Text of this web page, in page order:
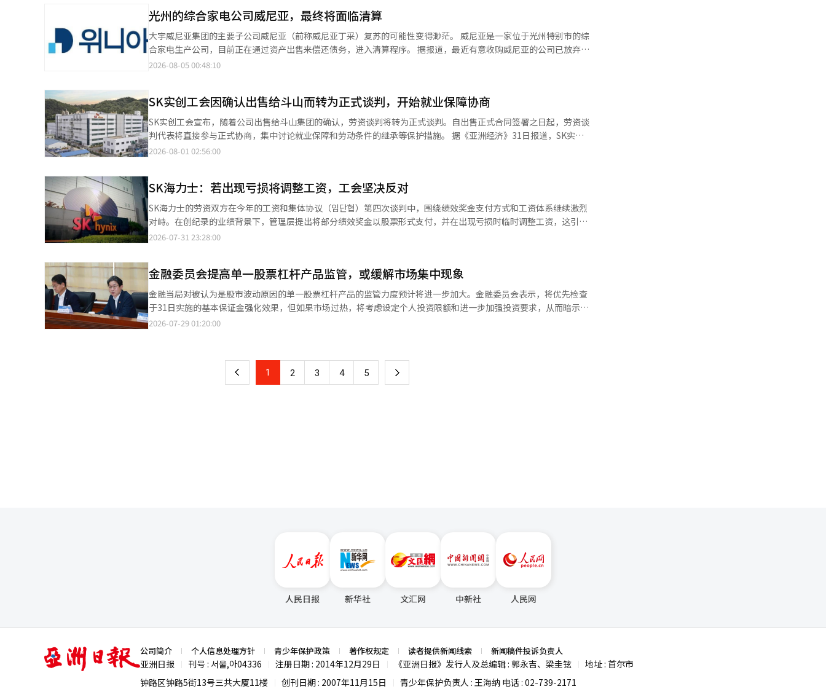
的可能性受限，可能会出现租赁需求仍在而供应减少的情况。 朴勋，首尔市立大学税务学教授对此表示：“市场不仅
受税制影响，还与供应、利率、贷款限制和经济状况相互关联。”即使提高税制上的出售诱因，如果没有为租户转变
为买家提供的金融条件和替代租赁住房的供应，租赁市场的不稳定性可能会持续。 注册租赁住房相关优惠的减少也是
一个变量。政府计划逐步取消适用于调控区域的长期和短期注册购入租赁公寓的资本利得税减免和长期持有特别扣
除。现行优惠将维持至2027年底，之后在2028年减少，并在2029年完全取消。 由于适用对象仅限于调控区域的一部
少相结合，可能会降低私人房东的长期持有诱因，并增加通过租金回收增加成本的可能性。 最终，必须在引导现有租
赁住房出售的同时，提供吸收增加的租赁需求的民间和公共租赁住房供应渠道。如果新供应不足，尽管买卖房源增
加，租赁市场的供需失衡可能会加剧。 徐振亨，光云大学房地产法务学教授表示：“必须有人购买住房并进行出租，
才能实现租赁供应。”他指出：“在没有激发租赁住房供应的需求和商业性情况下，期待供应的扩大是困难的。” 政
府的税制改革方案还包括将月租税额扣除的金额上限从每年1000万韩元提高至1200万韩元，并从2027年起对青年实
源减少或转向月租的供应对策。扣除对象也仅限于无住房的劳动者和诚信经营者等，可能导致某些租户因收入或合同
条件而无法享受优惠。 李昌武，汉阳大学城市工程系教授指出：“对租赁市场不稳定的根本对策几乎没有提出，这是
最大的遗憾。”他强调：“如果私人房东的成本和收益性恶化，租赁住房供应将减少，或者增加的负担将通过租金转
嫁给租户。”
望明确维持强美元政策。 美国还在关注对日元贬值下注的投机势力。美国高级官员指出，近期日元卖出头寸已达到数
年来的最高水平，但他强调日本并没有出现资本大量外流的迹象。 日本财务省财务官三村篤史将此次干预评价为“美
日货币联盟的最终形式”。美国高级官员还表示，未来可能将共同干预机制扩大到七国集团（G7），并认为“G7国
家之间可能会有参与意愿。”※ 本报道经人工智能（AI）系统翻译与编辑。
明。声明中提到，如果汇率过度或无序波动，将不排除进行干预。实务协调是在此之后开始的。贝森特部长在一个月
后的10月与片山财政大臣首次会面时，提出以日本持有的美国国债作为担保来筹集美元的方式。《读卖新闻》称，当
时日本政府相关人士将其视为未来美日协作干预的提案。美国联邦储备系统的“外国·国际货币当局目标回购协
议”使得在不将美国国债出售到市场的情况下也能借到干预所需的美元。 今年1月是第一个关键时刻。由于日元和日
本国债同时被抛售，出现了“日本抛售”的现象，贝森特部长开始考虑协作干预。《日本经济新闻》报道，一位美国
现。相反，美国单独向金融机构询问汇率水平，表达了干预意向的“汇率检查”，日元对美元汇率在五天内下降了约
5日元。协作干预的最终协调是在贝森特部长5月单独访日，与片山财政大臣和高市早苗总理会面时开始的。 日元贬
值对美国也产生负面影响 美国也难以任由日元贬值。日元贬值可能会助长美元升值，从而降低美国制造业的价格竞争
力。更大的担忧是利率。在日本，由于财政不安，长期利率一度升至近30年来的2.9%，而美国30年期国债利率一度
达到5.2%，创下近19年来的最高水平。《日本经济新闻》报道称，日本的利率上升引发了美国国债市场的连锁反
中，按照日本的美元抛售和日元买入的步伐，出售欧元购买日元。即用出售欧元获得的资金购买日元。通过不出售美
元，避免了对美国国债市场的影响，也避免了被视为使自国货币贬值的干预。市场传达了这不是改变美元政策，而是
帮助纠正日元贬值的信号。 动用的资金规模也非常罕见。《朝日新闻》估计，日本政府和日本银行在7月31日的干预
规模为5万亿至6万亿日元。《日本经济新闻》称，根据日本银行在3日公布的当座存款余额预测，预计干预规模为5万
亿日元。前一天30日也估计投入了约6万亿日元，因此两天的总额可能达到11万亿至12万亿日元。这一规模与日本在
算。《朝日新闻》报道称，日本政府相关人士表示：“投资者们进入假期，干预效果显著的时机。”即是在交易量减
少、汇率大幅波动的时候进行干预。 还有另一个考量。市场上一直存在日元买入干预效果难以持久的认知。进行日元
卖出干预时，政府可以通过发行短期国债轻松筹集资金，但进行日元买入时则需要出售持有的美国国债等来筹集美
元，因此外汇储备存在限制。然而，这次的前提发生了变化。日本通过美联储的回购协议制度可以持续获得资金。美
国这次虽然出售了欧元，但如果动用美元出售，干预资金实际上没有上限。SMBC日兴证券的高级利率和外汇策略师
券首席市场经济学家山本健司表示：“日元买入干预只是为日元贬值的进程争取时间，并不能改变贬值趋势。”他预
测：“效果不会持久。”美国可能将下一个施压目标指向日本银行。贝森特部长在日本银行决定于上个月31日维持政
询，以便进行具体的税务计算。 该中介所的代表表示：“雷米安原贝利小区内居住超过30年的高龄业主较多，很多
人除了养老金外几乎没有其他收入。”他还提到：“持有税在增加，而未来出售时的减免优惠也在减少，因此许多房
主都在抱怨‘现在就该卖吗’。” 市场上，税制改革可能导致现有房源的挂牌价格调整。另一家雷米安原贝利附近的
中介所工作人员表示：“以长期持有的业主为中心，正在出现考虑是否出售的氛围。”他指出：“现有房源交易不活
跃，积压的房源中，必须出售的房主最终不得不调整价格。” 然而，买家们则期待着更多的节税房源出现，转而采取
点。” 雷米安原贝利小区是一个典型的受长期持有房产影响的项目，因其在重建前就已持有房产，资本利得较大。即
使居住超过10年，若资本利得较大，从2028年起适用的减免金额上限将使资本利得税负担增加。长期居住所得减免
上限在2027年之前没有限制，但2028年将降至2亿韩元，2029年起降至1亿韩元。 假设在雷米安普斯特奇以1.6亿韩
元购入84㎡的房产，持有并居住10年后以5.6亿韩元出售，预计资本利得税将从2027年的2418.5万韩元增加到2028年
的4498.5万韩元，2029年将达到9450万韩元。 出售退路已打开，但……“卖的人已经卖了” 不过，业内普遍认为，
住宅者资本利得税加征的宽限期结束前，已经有相当多的房主强烈意愿出售，许多房产已被整理。 当天，记者在雷米
安原贝利、半浦在、阿克罗河公园、雷米安大治宫等首尔江南地区主要小区的中介所采访发现，尽管税制改革公告后
咨询出售与税负的电话有所增加，但转化为新急售的可能性不高。 持有房产的房主大多能够承受税负，或期待价格进
一步上涨。半浦在附近的一位中介表示：“整理房产的人已经整理了很多，剩下的房主大多倾向于继续持有。”他补
充道：“虽然可能会有一些房源增加，但仅凭此次公告并不会出现大量急售的局面。” 许多高龄资产拥有者在考虑到
韩元的情况下，60岁和70岁的房主宁愿支付持有税继续持有。” 政府计划在2027年和2028年临时降低适用于调控区
域多住宅者的资本利得税加征税率。即使在今年适用加征税率出售房产，明年在进行最终申报时也可以退还超额缴纳
的税款。 虽然今年已打开出售的退路，但由于减税率将适用到2028年，房主并不急于大幅降低挂牌价格。超高价的
单住宅者在2028年之前也可能考虑出售，但由于在2027年底之前仍可享受现有的减免，节税房源预计将在未来一年
内分散出现。 卖方与买方之间的心理差距也阻碍了房源增加转化为实际交易。阿克罗河公园附近的一位中介表
但是否会导致长期价格下跌仍然不明。最终，卖方需要降低价格，而受到贷款限制影响的买方才能接盘，节税房源才
能真正转化为交易。 房主实居转变……担忧租赁供应减少 与买卖市场节税房源增加的速度缓慢相比，租赁市场则出
地产的数据，上个月首尔公寓的平均租赁保证金首次超过7亿韩元，达到7亿458万韩元。韩国房地产院的调查也显
示，首尔公寓的租金已连续77周上涨。 金仁满金仁满房地产经济研究所所长表示：“持有税和长期居住所得减免的
改革将逐步实施，法律修订过程也尚未结束，因此房主没有急于出售房产的理由。”他还指出：“节税房源可能不会
集中在短期内，而是有可能分散到2027年。” 他进一步表示：“如果出售江南房产的需求转向税负相对较小的20亿
赁房源进一步减少，租赁市场将不可避免地受到重大冲击。” ※ 本报道经人工智能（AI）系统翻译与编辑。
光州的综合家电公司威尼亚，最终将面临清算
大宇威尼亚集团的主要子公司威尼亚（前称威尼亚丁采）复苏的可能性变得渺茫。 威尼亚是一家位于光州特别市的综
合家电生产公司，目前正在通过资产出售来偿还债务，进入清算程序。 据报道，最近有意收购威尼亚的公司已放弃收
购意向。 根据8月4日的联合新闻社报道，光州破产法庭批准了威尼亚的“清算型重整计划”，并决定由家电流通专
业未支付尾款并表示放弃收购意向，目前除了H产业外，没有其他公司有意收购威尼亚，法庭正在观察是否继续重整
程序或选择破产。” 此前，光州破产法庭已批准将威尼亚的有形和无形资产（包括工厂设备、土地、知识产权、商标
权和专利权等）出售给H产业，并用出售所得偿还债务。 特别是H产业曾表示收购后将重新雇用170名员工中的100多
名，但如果收购失败，员工的就业不安感将进一步加剧。 威尼亚方面表示：“170多名员工正在进行现场工作和居家
办公，但未能按时领取工资。”并担忧称：“如果H产业的收购未能成功，部分员工的再就业希望将会消失。” 截至
本报道经人工智能（AI）系统翻译与编辑。
2026-08-05 00:48:10
SK实创工会因确认出售给斗山而转为正式谈判，开始就业保障协商
SK实创工会宣布，随着公司出售给斗山集团的确认，劳资谈判将转为正式谈判。自出售正式合同签署之日起，劳资谈
判代表将直接参与正式协商，集中讨论就业保障和劳动条件的继承等保护措施。 据《亚洲经济》31日报道，SK实创
工会在斗山宣布收购SK实创后，向会员发布通知，表示将现有的实务谈判转为正式谈判。 随着公司出售决定的确
业价值是3600多名员工的汗水、技术和责任感的结果。”并指出：“此次出售是对韩国半导体产业竞争力有重要影响
的事项。” 同时强调：“收购方斗山不仅要收购生产设备和资产，还要包括人力和技术以及劳资关系。”并表
示：“应通过持续投资和与地方社区的共生，树立负责任的企业形象。” 最后，工会补充道：“在确保就业稳定和劳
动条件的完全继承、明确保障合理补偿之前，将继续进行原则性的谈判。” 工会提出的正式谈判核心议题包括：△保
障就业稳定 △完全继承现有劳动条件 △为员工制定合理的补偿对策等。工会立场是，必须完整保留当前的工资、集
会认为，在出售推进过程中，员工长期面临不确定性，因此需要相应的补偿。 业界认为，此次正式谈判将成为斗山收
购后整合工作的首次考验。出售程序完成后，目前与SK方面进行的谈判很可能扩大为包括收购方斗山参与的三方协
商。因此，如果在这一过程中关于就业保障和补偿方案的协议延迟，内部反对声音可能加大，从而对收购后的组织稳
定造成压力。 一位业内人士表示：“就业保障水平和补偿方案的协议是否达成，将成为未来组织稳定的重要变
量。”并指出：“斗山也需要与工会达成一定程度的协议，以确保顺利收购和组织稳定。”
2026-08-01 02:56:00
SK海力士：若出现亏损将调整工资，工会坚决反对
SK海力士的劳资双方在今年的工资和集体协议（임단협）第四次谈判中，围绕绩效奖金支付方式和工资体系继续激烈
对峙。在创纪录的业绩背景下，管理层提出将部分绩效奖金以股票形式支付，并在出现亏损时临时调整工资，这引发
了工会的强烈反对。根据SK海力士工会公开的第四次劳资谈判会议记录，管理层提出了包括绩效奖金支付方式变更和
亏损发生时临时调整工资的方向也维持了原有立场。”工会认为，这一提案损害了去年关于绩效奖金的劳资协议，且
让工会成员承担股价波动的风险是绝对不可接受的。SK海力士目前正处于历史最高业绩之中。今年上半年营业利润接
近100万亿韩元，证券界预计全年营业利润将达到约250万亿韩元。此前，劳资双方在去年的谈判中达成协议，取消
营业利润10%的超额利润分配金（PS）上限，并决定维持这一政策10年。因此，按照今年的PS资金计算，预计每位
员工（约3.5万人）可获得平均7000万韩元（税前）。PS支付的80%将以现金形式支付，其余20%将在两年内分期支
计划于8月4日进行第五次谈判，但由于在绩效奖金支付方式和亏损时工资调整等核心议题上未能达成一致，预计将继
续面临困难。※ 本报道经人工智能（AI）系统翻译与编辑。
2026-07-31 23:28:00
金融委员会提高单一股票杠杆产品监管，或缓解市场集中现象
金融当局对被认为是股市波动原因的单一股票杠杆产品的监管力度预计将进一步加大。金融委员会表示，将优先检查
于31日实施的基本保证金强化效果，但如果市场过热，将考虑设定个人投资限额和进一步加强投资要求，从而暗示后
续监管的可能性。市场分析认为，单一股票杠杆的监管可能会缓解集中于三星电子和SK海力士的“股市集中现象”，
化等补充方案的政策效果。”他还表示：“如果需求没有充分平稳，将提前考虑和准备投资要求的进一步提高和个人
投资限额的设定等额外措施。” 金融委员会提出的额外对策包括定期再教育、必要时引入模拟投资、设立前期投资经
验要求等。此外，还考虑在金融投资产品总投资金额的一定比例（例如20%）内，仅允许投资单一股票杠杆产品的总
示：“预计交易量和换手率将大幅下降，如果伴随净资产减少，三星电子和SK海力士的集中现象可能会得到缓
解。”他还表示：“外资资金的流入和个人投资者的回归，可能会使科斯达克市场的供需‘空房’得到正常化。”
2026-07-29 01:20:00
上 1 2 3 4 5 下
人民日报 新华社 文汇网 中新社 人民网
亚
洲
日
公司简介 个人信息处理方针 青少年保护政策 著作权规定 读者提供新闻线索 新闻稿件投诉负责人
亚洲日报 刊号 : 서울,아04336 注册日期 : 2014年12月29日 《亚洲日报》发行人及总编辑 : 郭永吉、梁圭铉
地址 : 首尔市
钟路区钟路5街13号三共大厦11楼
创刊日期 : 2007年11月15日 青少年保护负责人 : 王海纳 电话 : 02-739-2171